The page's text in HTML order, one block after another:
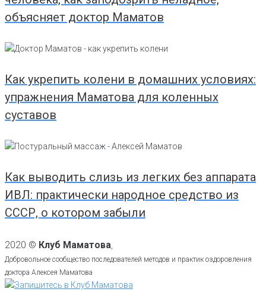
объясняет доктор Маматов
Как укрепить колени в домашних условиях:
упражнения Маматова для коленных
суставов
Как выводить слизь из легких без аппарата
ИВЛ: практически народное средство из
СССР, о котором забыли
2020 © Клуб Маматова
Добровольное сообщество последователей методов и практик оздоровления
доктора Алексея Маматова